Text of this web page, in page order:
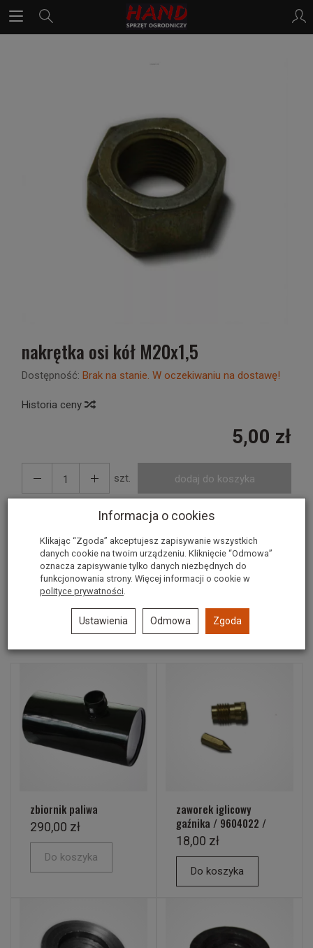
nakrętka osi kół M20x1,5
Dostępność: Brak na stanie. W oczekiwaniu na dostawę!
Historia ceny
5,00 zł
szt. dodaj do koszyka
Nakrętka osi kół m20
nr kat. 146
Polecane produkty
zbiornik paliwa
290,00 zł
Do koszyka
zaworek iglicowy
gaźnika / 9604022 /
18,00 zł
Do koszyka
Informacja o cookies
Klikając “Zgoda” akceptujesz zapisywanie wszystkich
danych cookie na twoim urządzeniu. Kliknięcie “Odmowa”
oznacza zapisywanie tylko danych niezbędnych do
funkcjonowania strony. Więcej informacji o cookie w
polityce prywatności.
Ustawienia Odmowa Zgoda